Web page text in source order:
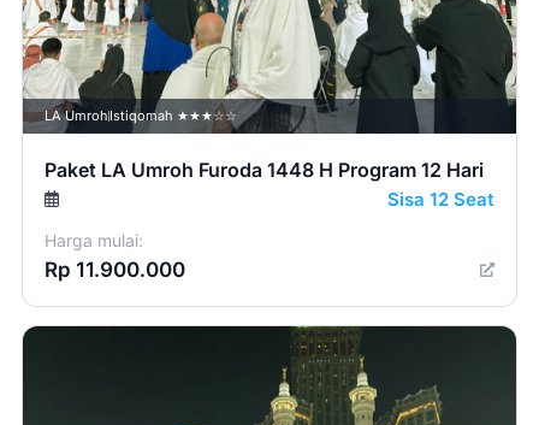
LA Umroh Istiqomah ★★★☆☆
Paket LA Umroh Furoda 1448 H Program 12 Hari
Sisa 12 Seat
Harga mulai:
Rp 11.900.000